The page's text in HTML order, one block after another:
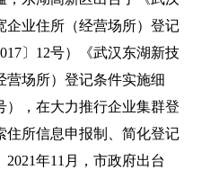
企业住所（经营场所）登记
〕12号）《武汉东湖新技
营场所）登记条件实施细
），在大力推行企业集群登
住所信息申报制、简化登记
年11月，市政府出台